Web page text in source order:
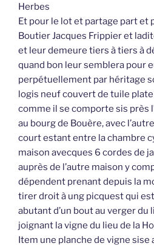
Herbes
Et pour le lot et partage part et
Boutier Jacques Frippier et
et leur demeure tiers à tiers à
quand bon leur semblera pour
perpétuellement par héritage
logis neuf couvert de tuile
comme il se comporte sis près
au bourg de Bouère, avec
court estant entre la chambre
maison avecques 6 cordes de
auprès de l’autre maison y
dépendent prenant depuis la
tirer droit à ung picquest qui
abutant d’un bout au verger du
joignant la vigne du lieu de la
Item une planche de vigne sise